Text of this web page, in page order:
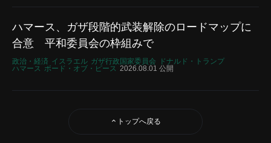
ハマース、ガザ段階的武装解除のロードマップに
合意 平和委員会の枠組みで
政治・経済 イスラエル ガザ行政国家委員会
ドナルド・トランプ
ハマース ボード・オブ・ピース 2026.08.01 公開
トップへ戻る